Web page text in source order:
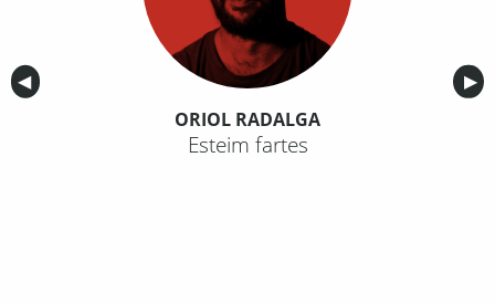
Anterior
◀︎ ▶︎
ORIOL RADALGA
Esteim fartes